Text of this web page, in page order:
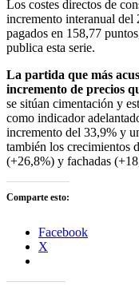
Los costes directos de
incremento interanual del
pagados en 158,77
publica esta serie.
La partida que más
incremento de precios
se sitúan cimentación y
como indicador
incremento del 33,9% y
también los crecimientos
(+26,8%) y fachadas
Comparte esto:
Facebook
X